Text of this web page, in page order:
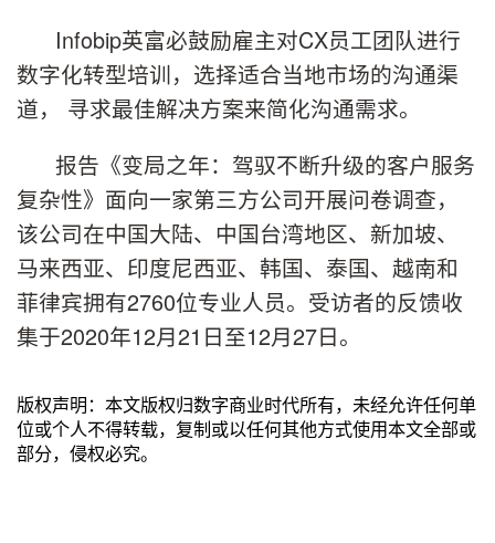
Infobip英富必鼓励雇主对CX员工团队进行
数字化转型培训，选择适合当地市场的沟通渠
道， 寻求最佳解决方案来简化沟通需求。
报告《变局之年：驾驭不断升级的客户服务
复杂性》面向一家第三方公司开展问卷调查，
该公司在中国大陆、中国台湾地区、新加坡、
马来西亚、印度尼西亚、韩国、泰国、越南和
菲律宾拥有2760位专业人员。受访者的反馈收
集于2020年12月21日至12月27日。
版权声明：本文版权归数字商业时代所有，未经允许任何单
位或个人不得转载，复制或以任何其他方式使用本文全部或
部分，侵权必究。